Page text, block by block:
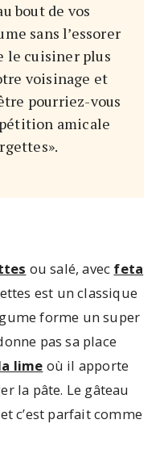
bout de vos
sans l’essorer
le cuisiner plus
voisinage et
pourriez-vous
amicale
ou salé, avec feta
est un classique
forme un super
pas sa place
lime où il apporte
la pâte. Le gâteau
c’est parfait comme